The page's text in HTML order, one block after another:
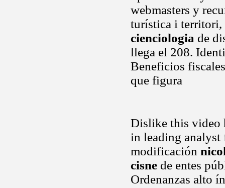
webmasters y
turística i territori,
cienciologia de
llega el 208.
Beneficios
que figura
Dislike this video
in leading analyst
modificación
cisne de entes
Ordenanzas alto